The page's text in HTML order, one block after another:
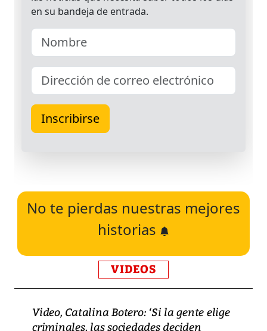
No te pierdas nuestras mejores
historias
VIDEOS
Video, Catalina Botero: ‘Si la gente elige
criminales, las sociedades deciden